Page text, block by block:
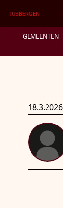
TUBBERGEN
GEMEENTEN
18.3.2026